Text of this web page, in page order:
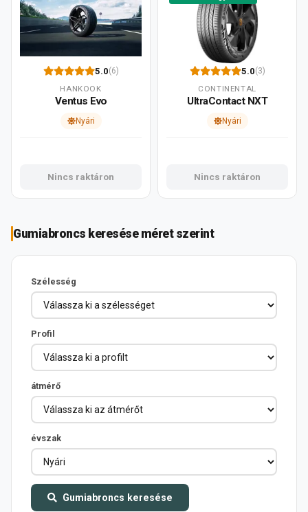
5.0(6)
HANKOOK
Ventus Evo
Nyári
Nincs raktáron
5.0(3)
CONTINENTAL
UltraContact NXT
Nyári
Nincs raktáron
Gumiabroncs keresése méret szerint
Szélesség
Profil
átmérő
évszak
Gumiabroncs keresése